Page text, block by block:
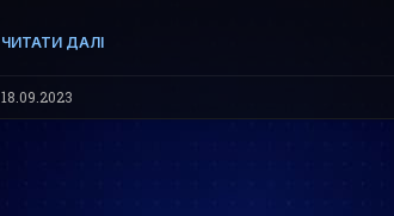
ЧИТАТИ ДАЛІ
18.09.2023